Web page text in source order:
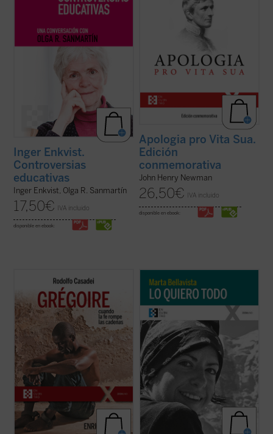
modelo inclusivo y el diferenciado, ... (ver
Inger Enkvist.
Controversias
educativas
Inger Enkvist, Olga R. Sanmartín
17,50€ IVA incluido
disponible en ebook:
su conversión al catolicismo. La presente ...
Apologia pro Vita Sua.
Edición
conmemorativa
John Henry Newman
26,50€ IVA incluido
disponible en ebook:
Grégoire Ahongbonon ha realizado un
pequeño milagro en Costa de Marfil, Benín,
Togo y Burkina Faso: rescatar en tan solo
veinticinco años a sesenta mil personas
con enfermedad mental, estigmatizadas,
marginadas, encadenadas por ser ...(ver
ficha)
La vida de Marta, una larga carrera de
apenas veintisiete años, se tornará
dramática y lúcida con la reaparición de la
enfermedad que la llevaría a la muerte dos
años después. Marta afrontará esta
circunstancia como ocasión para vivir ...
(ver ficha)